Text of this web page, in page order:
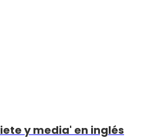
y media' en inglés